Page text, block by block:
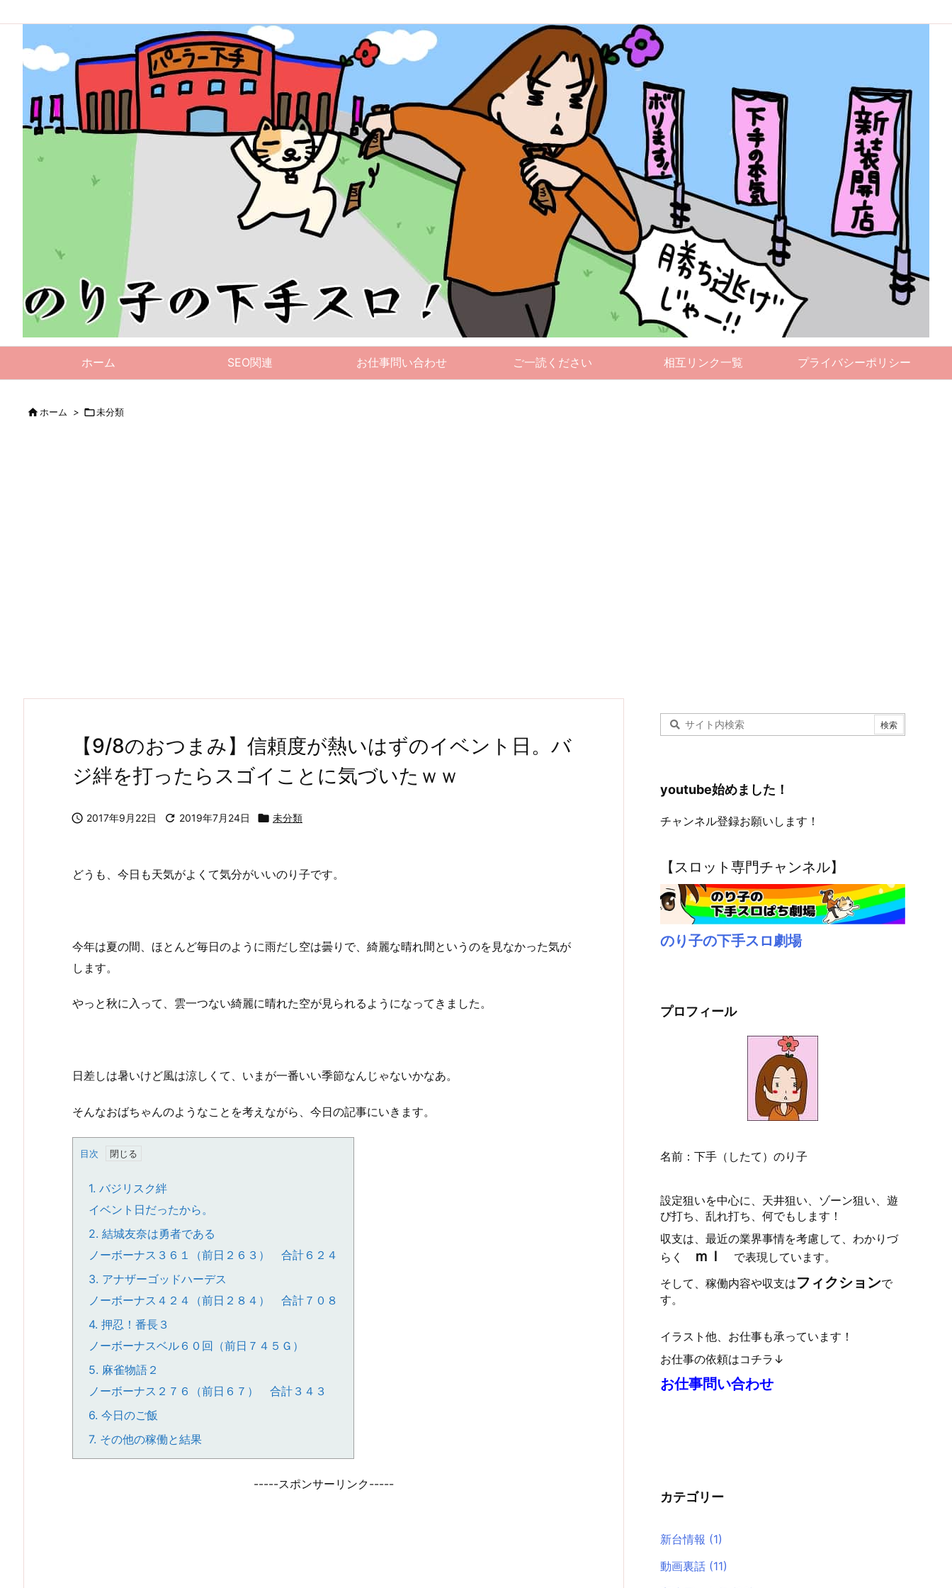
ホーム SEO関連 お仕事問い合わせ ご一読ください 相互リンク一覧 プライバシーポリシー
ホーム > 未分類
【9/8のおつまみ】信頼度が熱いはずのイベント日。バ
ジ絆を打ったらスゴイことに気づいたｗｗ
 2017年9月22日  2019年7月24日  未分類
どうも、今日も天気がよくて気分がいいのり子です。
今年は夏の間、ほとんど毎日のように雨だし空は曇りで、綺麗な晴れ間というのを見なかった気が
します。
やっと秋に入って、雲一つない綺麗に晴れた空が見られるようになってきました。
日差しは暑いけど風は涼しくて、いまが一番いい季節なんじゃないかなあ。
そんなおばちゃんのようなことを考えながら、今日の記事にいきます。
目次
1. バジリスク絆
イベント日だったから。
2. 結城友奈は勇者である
ノーボーナス３６１（前日２６３） 合計６２４
3. アナザーゴッドハーデス
ノーボーナス４２４（前日２８４） 合計７０８
4. 押忍！番長３
ノーボーナスベル６０回（前日７４５Ｇ）
5. 麻雀物語２
ノーボーナス２７６（前日６７） 合計３４３
6. 今日のご飯
7. その他の稼働と結果
-----スポンサーリンク-----
youtube始めました！
チャンネル登録お願いします！
【スロット専門チャンネル】
のり子の下手スロ劇場
プロフィール
名前：下手（したて）のり子
設定狙いを中心に、天井狙い、ゾーン狙い、遊
び打ち、乱れ打ち、何でもします！
収支は、最近の業界事情を考慮して、わかりづ
らく
ｍｌ
で表現しています。
そして、稼働内容や収支はフィクションで
す。
イラスト他、お仕事も承っています！
お仕事の依頼はコチラ↓
お仕事問い合わせ
カテゴリー
新台情報 (1)
動画裏話 (11)